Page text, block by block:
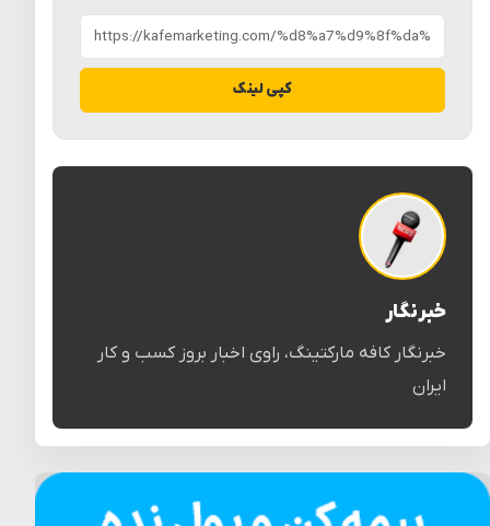
کپی لینک
خبرنگار
خبرنگار کافه مارکتینگ، راوی اخبار بروز کسب و کار
ایران